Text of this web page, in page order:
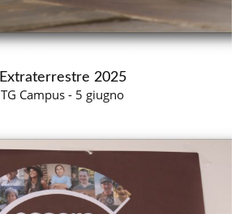
Extraterrestre 2025
TG Campus - 5 giugno